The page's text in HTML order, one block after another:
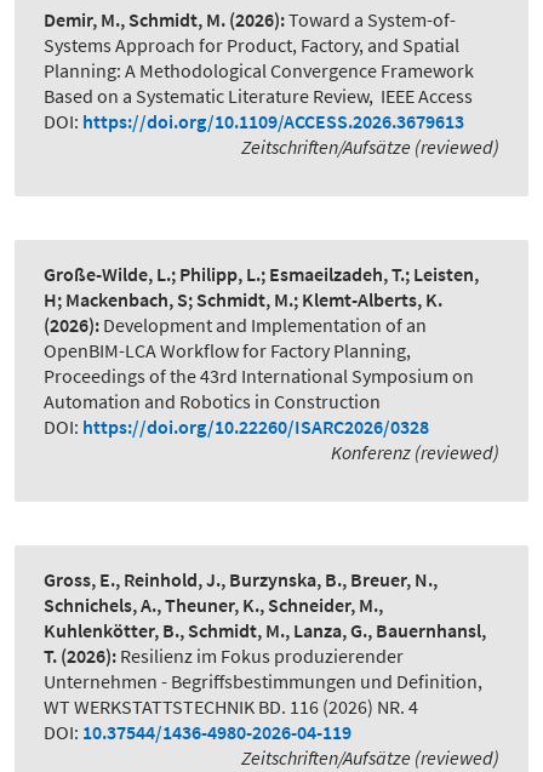
Demir, M., Schmidt, M. (2026):Toward a System-of-
Systems Approach for Product, Factory, and Spatial
Planning: A Methodological Convergence Framework
Based on a Systematic Literature Review, IEEE Access
DOI: https://doi.org/10.1109/ACCESS.2026.3679613
Zeitschriften/Aufsätze (reviewed)
Große-Wilde, L.; Philipp, L.; Esmaeilzadeh, T.; Leisten,
H; Mackenbach, S; Schmidt, M.; Klemt-Alberts, K.
(2026): Development and Implementation of an
OpenBIM-LCA Workflow for Factory Planning,
Proceedings of the 43rd International Symposium on
Automation and Robotics in Construction
DOI: https://doi.org/10.22260/ISARC2026/0328
Konferenz (reviewed)
Gross, E., Reinhold, J., Burzynska, B., Breuer, N.,
Schnichels, A., Theuner, K., Schneider, M.,
Kuhlenkötter, B., Schmidt, M., Lanza, G., Bauernhansl,
T. (2026): Resilienz im Fokus produzierender
Unternehmen - Begriffsbestimmungen und Definition,
WT WERKSTATTSTECHNIK BD. 116 (2026) NR. 4
DOI: 10.37544/1436-4980-2026-04-119
Zeitschriften/Aufsätze (reviewed)